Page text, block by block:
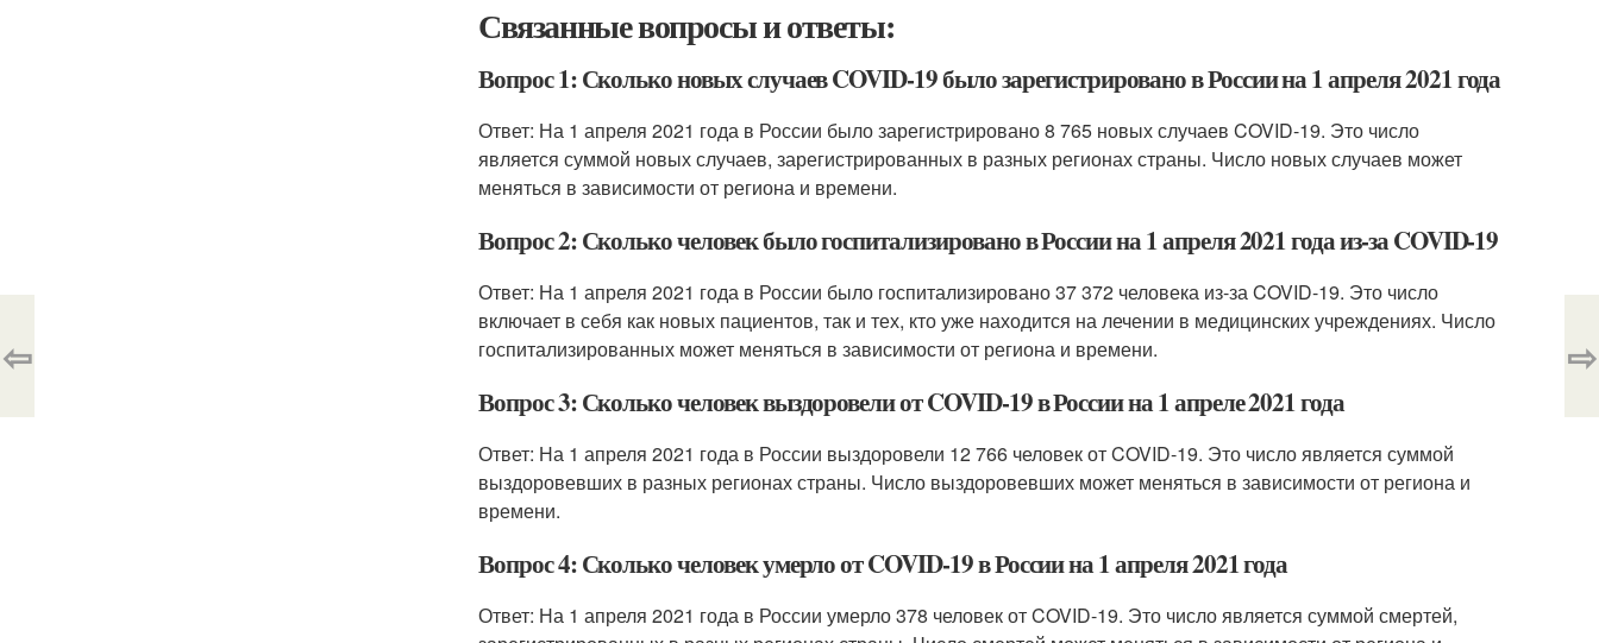
Связанные вопросы и ответы:
Вопрос 1: Сколько новых случаев COVID-19 было зарегистрировано в России на 1 апреля 2021 года
Ответ: На 1 апреля 2021 года в России было зарегистрировано 8 765 новых случаев COVID-19. Это число
является суммой новых случаев, зарегистрированных в разных регионах страны. Число новых случаев может
меняться в зависимости от региона и времени.
Вопрос 2: Сколько человек было госпитализировано в России на 1 апреля 2021 года из-за COVID-19
Ответ: На 1 апреля 2021 года в России было госпитализировано 37 372 человека из-за COVID-19. Это число
включает в себя как новых пациентов, так и тех, кто уже находится на лечении в медицинских учреждениях. Число
госпитализированных может меняться в зависимости от региона и времени.
Вопрос 3: Сколько человек выздоровели от COVID-19 в России на 1 апреле 2021 года
Ответ: На 1 апреля 2021 года в России выздоровели 12 766 человек от COVID-19. Это число является суммой
выздоровевших в разных регионах страны. Число выздоровевших может меняться в зависимости от региона и
времени.
Вопрос 4: Сколько человек умерло от COVID-19 в России на 1 апреля 2021 года
Ответ: На 1 апреля 2021 года в России умерло 378 человек от COVID-19. Это число является суммой смертей,
⇦ ⇨